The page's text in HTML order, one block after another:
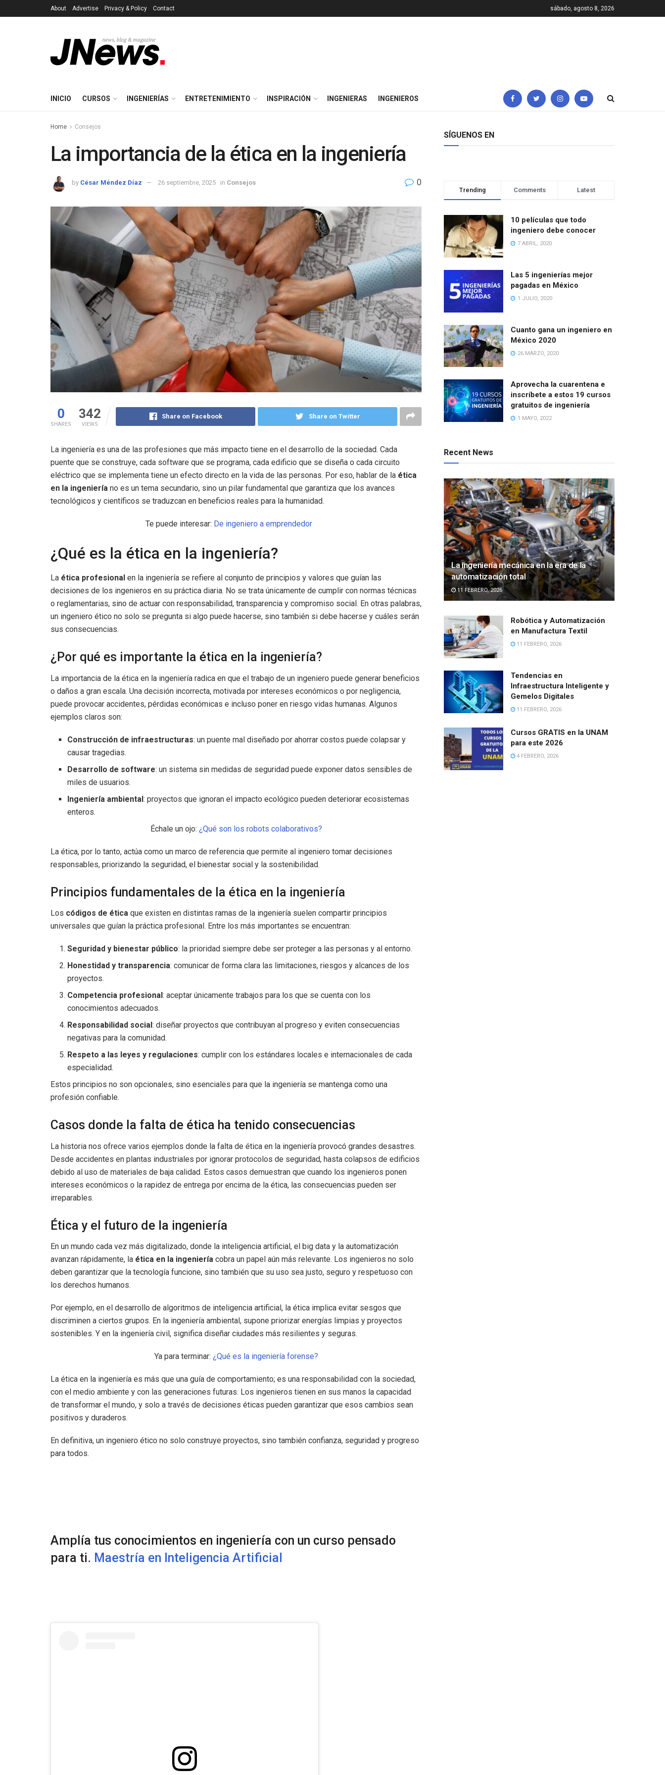
About Advertise Privacy & Policy Contact sábado, agosto 8, 2026
INICIO CURSOS INGENIERÍAS ENTRETENIMIENTO INSPIRACIÓN INGENIERAS INGENIEROS
Home Consejos
La importancia de la ética en la ingeniería
by César Méndez Díaz 26 septiembre, 2025 in Consejos 0
0
SHARES
342
VIEWS
Share on Facebook Share on Twitter
La ingeniería es una de las profesiones que más impacto tiene en el desarrollo de la sociedad. Cada
puente que se construye, cada software que se programa, cada edificio que se diseña o cada circuito
eléctrico que se implementa tiene un efecto directo en la vida de las personas. Por eso, hablar de la ética
en la ingeniería no es un tema secundario, sino un pilar fundamental que garantiza que los avances
tecnológicos y científicos se traduzcan en beneficios reales para la humanidad.
Te puede interesar: De ingeniero a emprendedor
¿Qué es la ética en la ingeniería?
La ética profesional en la ingeniería se refiere al conjunto de principios y valores que guían las
decisiones de los ingenieros en su práctica diaria. No se trata únicamente de cumplir con normas técnicas
o reglamentarias, sino de actuar con responsabilidad, transparencia y compromiso social. En otras palabras,
un ingeniero ético no solo se pregunta si algo puede hacerse, sino también si debe hacerse y cuáles serán
sus consecuencias.
¿Por qué es importante la ética en la ingeniería?
La importancia de la ética en la ingeniería radica en que el trabajo de un ingeniero puede generar beneficios
o daños a gran escala. Una decisión incorrecta, motivada por intereses económicos o por negligencia,
puede provocar accidentes, pérdidas económicas e incluso poner en riesgo vidas humanas. Algunos
ejemplos claros son:
Construcción de infraestructuras: un puente mal diseñado por ahorrar costos puede colapsar y
causar tragedias.
Desarrollo de software: un sistema sin medidas de seguridad puede exponer datos sensibles de
miles de usuarios.
Ingeniería ambiental: proyectos que ignoran el impacto ecológico pueden deteriorar ecosistemas
enteros.
Échale un ojo: ¿Qué son los robots colaborativos?
La ética, por lo tanto, actúa como un marco de referencia que permite al ingeniero tomar decisiones
responsables, priorizando la seguridad, el bienestar social y la sostenibilidad.
Principios fundamentales de la ética en la ingeniería
Los códigos de ética que existen en distintas ramas de la ingeniería suelen compartir principios
universales que guían la práctica profesional. Entre los más importantes se encuentran:
Seguridad y bienestar público: la prioridad siempre debe ser proteger a las personas y al entorno.
Honestidad y transparencia: comunicar de forma clara las limitaciones, riesgos y alcances de los
proyectos.
Competencia profesional: aceptar únicamente trabajos para los que se cuenta con los
conocimientos adecuados.
Responsabilidad social: diseñar proyectos que contribuyan al progreso y eviten consecuencias
negativas para la comunidad.
Respeto a las leyes y regulaciones: cumplir con los estándares locales e internacionales de cada
especialidad.
Estos principios no son opcionales, sino esenciales para que la ingeniería se mantenga como una
profesión confiable.
Casos donde la falta de ética ha tenido consecuencias
La historia nos ofrece varios ejemplos donde la falta de ética en la ingeniería provocó grandes desastres.
Desde accidentes en plantas industriales por ignorar protocolos de seguridad, hasta colapsos de edificios
debido al uso de materiales de baja calidad. Estos casos demuestran que cuando los ingenieros ponen
intereses económicos o la rapidez de entrega por encima de la ética, las consecuencias pueden ser
irreparables.
Ética y el futuro de la ingeniería
En un mundo cada vez más digitalizado, donde la inteligencia artificial, el big data y la automatización
avanzan rápidamente, la ética en la ingeniería cobra un papel aún más relevante. Los ingenieros no solo
deben garantizar que la tecnología funcione, sino también que su uso sea justo, seguro y respetuoso con
los derechos humanos.
Por ejemplo, en el desarrollo de algoritmos de inteligencia artificial, la ética implica evitar sesgos que
discriminen a ciertos grupos. En la ingeniería ambiental, supone priorizar energías limpias y proyectos
sostenibles. Y en la ingeniería civil, significa diseñar ciudades más resilientes y seguras.
Ya para terminar: ¿Qué es la ingeniería forense?
La ética en la ingeniería es más que una guía de comportamiento; es una responsabilidad con la sociedad,
con el medio ambiente y con las generaciones futuras. Los ingenieros tienen en sus manos la capacidad
de transformar el mundo, y solo a través de decisiones éticas pueden garantizar que esos cambios sean
positivos y duraderos.
En definitiva, un ingeniero ético no solo construye proyectos, sino también confianza, seguridad y progreso
para todos.
Amplía tus conocimientos en ingeniería con un curso pensado
para ti. Maestría en Inteligencia Artificial
SÍGUENOS EN
Trending Comments Latest
10 películas que todo
ingeniero debe conocer
7 ABRIL, 2020
Las 5 ingenierías mejor
pagadas en México
1 JULIO, 2020
Cuanto gana un ingeniero en
México 2020
26 MARZO, 2020
Aprovecha la cuarentena e
inscríbete a estos 19 cursos
gratuitos de ingeniería
1 MAYO, 2022
Recent News
La ingeniería mecánica en la era de la
automatización total
11 FEBRERO, 2026
Robótica y Automatización
en Manufactura Textil
11 FEBRERO, 2026
Tendencias en
Infraestructura Inteligente y
Gemelos Digitales
11 FEBRERO, 2026
Cursos GRATIS en la UNAM
para este 2026
4 FEBRERO, 2026